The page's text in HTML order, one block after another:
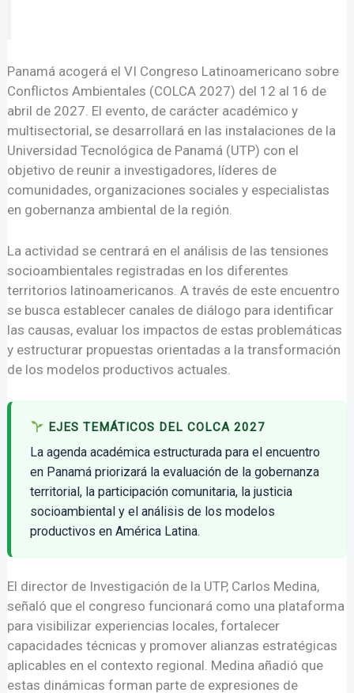
Panamá acogerá el VI Congreso Latinoamericano sobre
Conflictos Ambientales (COLCA 2027) del 12 al 16 de
abril de 2027. El evento, de carácter académico y
multisectorial, se desarrollará en las instalaciones de la
Universidad Tecnológica de Panamá (UTP) con el
objetivo de reunir a investigadores, líderes de
comunidades, organizaciones sociales y especialistas
en gobernanza ambiental de la región.
La actividad se centrará en el análisis de las tensiones
socioambientales registradas en los diferentes
territorios latinoamericanos. A través de este encuentro
se busca establecer canales de diálogo para identificar
las causas, evaluar los impactos de estas problemáticas
y estructurar propuestas orientadas a la transformación
de los modelos productivos actuales.
EJES TEMÁTICOS DEL COLCA 2027
La agenda académica estructurada para el encuentro
en Panamá priorizará la evaluación de la gobernanza
territorial, la participación comunitaria, la justicia
socioambiental y el análisis de los modelos
productivos en América Latina.
El director de Investigación de la UTP, Carlos Medina,
señaló que el congreso funcionará como una plataforma
para visibilizar experiencias locales, fortalecer
capacidades técnicas y promover alianzas estratégicas
aplicables en el contexto regional. Medina añadió que
estas dinámicas forman parte de expresiones de